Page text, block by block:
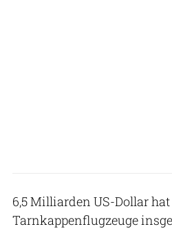
6,5 Milliarden US-Dollar
Tarnkappenflugzeuge